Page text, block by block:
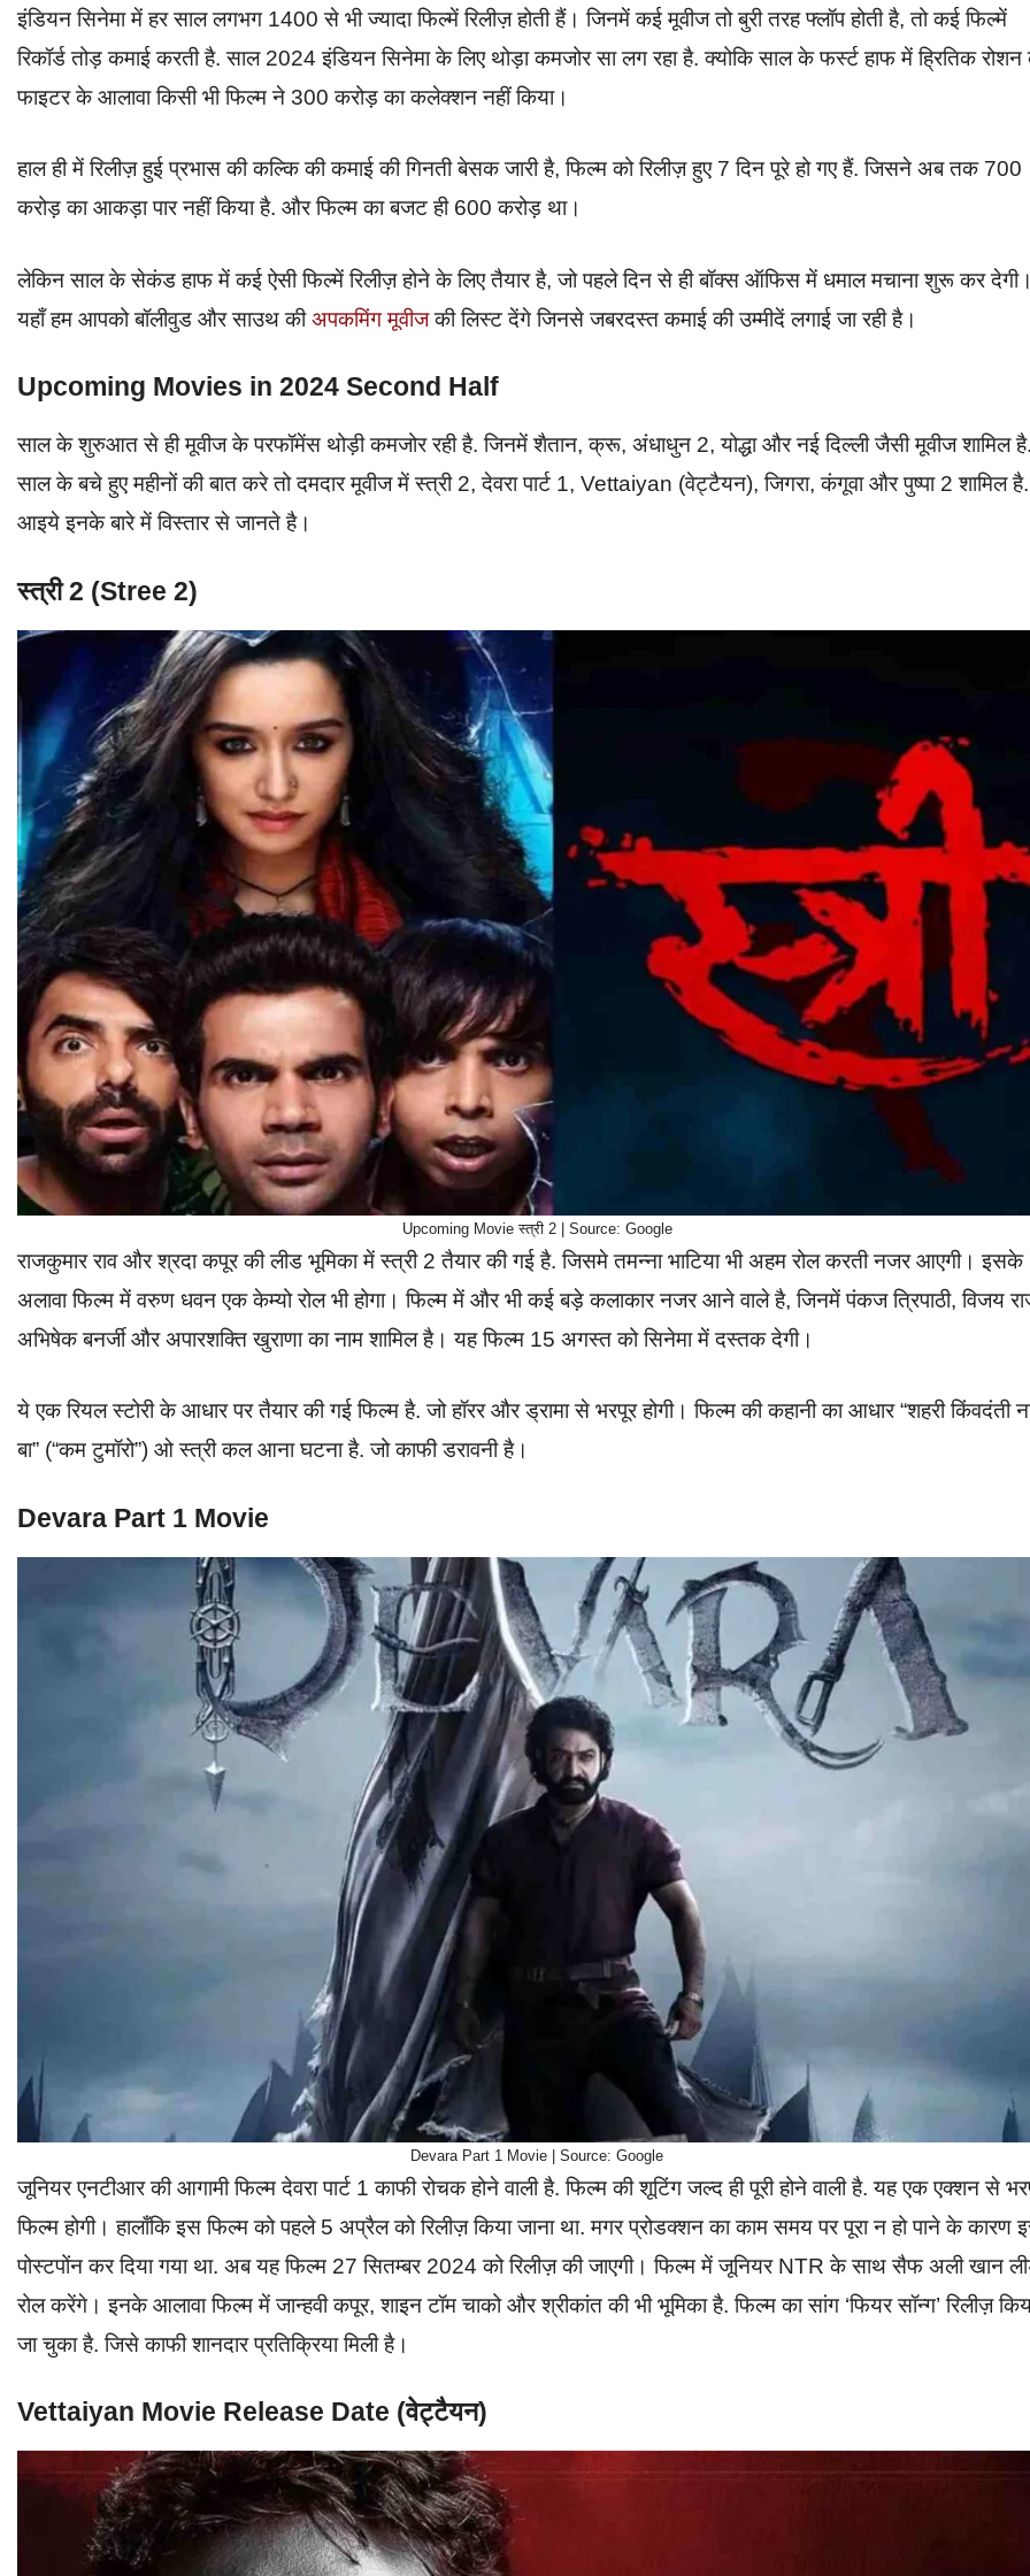
इंडियन सिनेमा में हर साल लगभग 1400 से भी ज्यादा फिल्में रिलीज़ होती हैं। जिनमें कई मूवीज तो बुरी तरह फ्लॉप होती है, तो कई फिल्में
रिकॉर्ड तोड़ कमाई करती है. साल 2024 इंडियन सिनेमा के लिए थोड़ा कमजोर सा लग रहा है. क्योकि साल के फर्स्ट हाफ में ह्रितिक रोशन
फाइटर के आलावा किसी भी फिल्म ने 300 करोड़ का कलेक्शन नहीं किया।
हाल ही में रिलीज़ हुई प्रभास की कल्कि की कमाई की गिनती बेसक जारी है, फिल्म को रिलीज़ हुए 7 दिन पूरे हो गए हैं. जिसने अब तक 700
करोड़ का आकड़ा पार नहीं किया है. और फिल्म का बजट ही 600 करोड़ था।
लेकिन साल के सेकंड हाफ में कई ऐसी फिल्में रिलीज़ होने के लिए तैयार है, जो पहले दिन से ही बॉक्स ऑफिस में धमाल मचाना शुरू कर देगी।
यहाँ हम आपको बॉलीवुड और साउथ कीअपकमिंग मूवीजकी लिस्ट देंगे जिनसे जबरदस्त कमाई की उम्मीदें लगाई जा रही है।
Upcoming Movies in 2024 Second Half
साल के शुरुआत से ही मूवीज के परफॉमेंस थोड़ी कमजोर रही है. जिनमें शैतान, क्रू, अंधाधुन 2, योद्धा और नई दिल्ली जैसी मूवीज शामिल है.
साल के बचे हुए महीनों की बात करे तो दमदार मूवीज में स्त्री 2, देवरा पार्ट 1, Vettaiyan (वेट्टैयन), जिगरा, कंगूवा और पुष्पा 2 शामिल है.
आइये इनके बारे में विस्तार से जानते है।
स्त्री 2 (Stree 2)
Upcoming Movie स्त्री 2 | Source: Google
राजकुमार राव और श्रदा कपूर की लीड भूमिका में स्त्री 2 तैयार की गई है. जिसमे तमन्ना भाटिया भी अहम रोल करती नजर आएगी। इसके
अलावा फिल्म में वरुण धवन एक केम्यो रोल भी होगा। फिल्म में और भी कई बड़े कलाकार नजर आने वाले है, जिनमें पंकज त्रिपाठी, विजय
अभिषेक बनर्जी और अपारशक्ति खुराणा का नाम शामिल है। यह फिल्म 15 अगस्त को सिनेमा में दस्तक देगी।
ये एक रियल स्टोरी के आधार पर तैयार की गई फिल्म है. जो हॉरर और ड्रामा से भरपूर होगी। फिल्म की कहानी का आधार “शहरी किंवदंती
बा” (“कम टुमॉरो”) ओ स्त्री कल आना घटना है. जो काफी डरावनी है।
Devara Part 1 Movie
Devara Part 1 Movie | Source: Google
जूनियर एनटीआर की आगामी फिल्म देवरा पार्ट 1 काफी रोचक होने वाली है. फिल्म की शूटिंग जल्द ही पूरी होने वाली है. यह एक एक्शन से
फिल्म होगी। हालाँकि इस फिल्म को पहले 5 अप्रैल को रिलीज़ किया जाना था. मगर प्रोडक्शन का काम समय पर पूरा न हो पाने के कारण
पोस्टपोंन कर दिया गया था. अब यह फिल्म 27 सितम्बर 2024 को रिलीज़ की जाएगी। फिल्म में जूनियर NTR के साथ सैफ अली खान
रोल करेंगे। इनके आलावा फिल्म में जान्हवी कपूर, शाइन टॉम चाको और श्रीकांत की भी भूमिका है. फिल्म का सांग ‘फियर सॉन्ग’ रिलीज़
जा चुका है. जिसे काफी शानदार प्रतिक्रिया मिली है।
Vettaiyan Movie Release Date (वेट्टैयन)